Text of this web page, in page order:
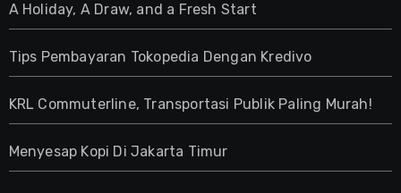
A Holiday, A Draw, and a Fresh Start
Tips Pembayaran Tokopedia Dengan Kredivo
KRL Commuterline, Transportasi Publik Paling Murah!
Menyesap Kopi Di Jakarta Timur